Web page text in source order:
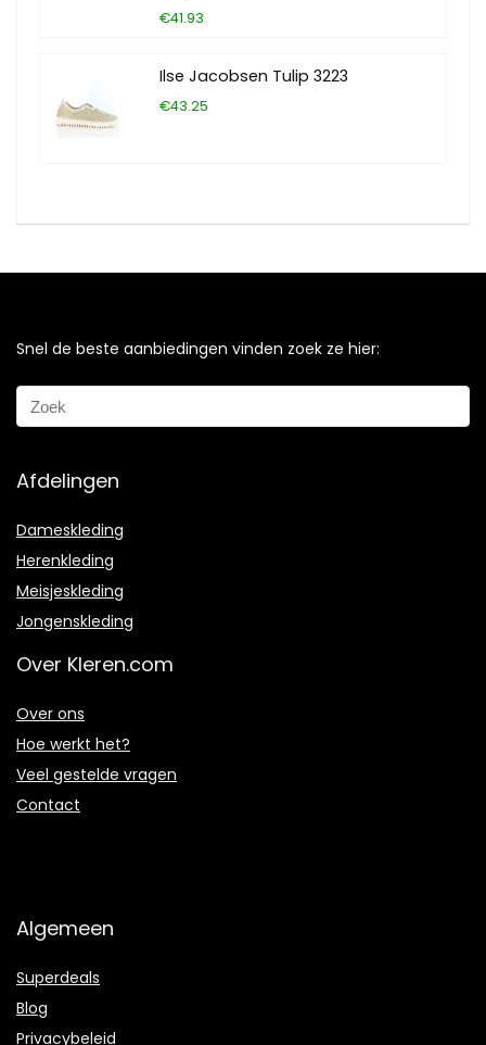
€41.93
Ilse Jacobsen Tulip 3223
€43.25
Snel de beste aanbiedingen vinden zoek ze hier:
Afdelingen
Dameskleding
Herenkleding
Meisjeskleding
Jongenskleding
Over Kleren.com
Over ons
Hoe werkt het?
Veel gestelde vragen
Contact
Algemeen
Superdeals
Blog
Privacybeleid